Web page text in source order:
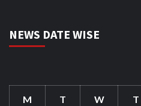
NEWS DATE WISE
M T W T